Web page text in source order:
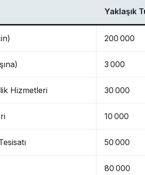
Yaklaşık
200 000
3 000
Hizmetleri 30 000
10 000
50 000
80 000